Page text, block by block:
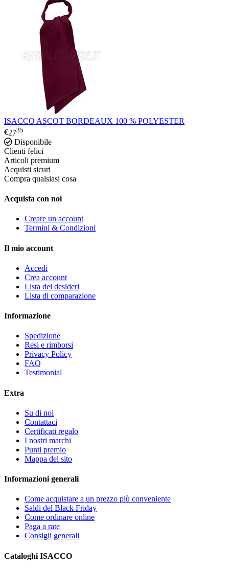
ISACCO ASCOT BORDEAUX 100 % POLYESTER
€2735
Disponibile
Clienti felici
Articoli premium
Acquisti sicuri
Compra qualsiasi cosa
Acquista con noi
Creare un account
Termini & Condizioni
Il mio account
Accedi
Crea account
Lista dei desideri
Lista di comparazione
Informazione
Spedizione
Resi e rimborsi
Privacy Policy
FAQ
Testimonial
Extra
Su di noi
Contattaci
Certificati regalo
I nostri marchi
Punti premio
Mappa del sito
Informazioni generali
Come acquistare a un prezzo più conveniente
Saldi del Black Friday
Come ordinare online
Paga a rate
Consigli generali
Cataloghi ISACCO